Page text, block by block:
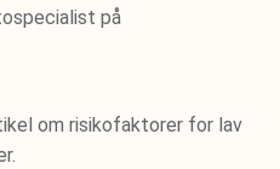
på
om risikofaktorer for lav